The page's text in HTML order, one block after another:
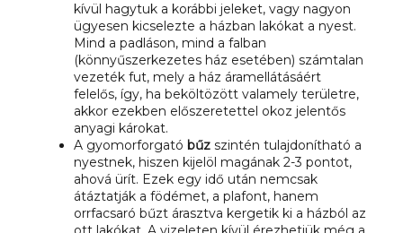
kívül hagytuk a korábbi jeleket, vagy nagyon
ügyesen kicselezte a házban lakókat a nyest.
Mind a padláson, mind a falban
(könnyűszerkezetes ház esetében) számtalan
vezeték fut, mely a ház áramellátásáért
felelős, így, ha beköltözött valamely területre,
akkor ezekben előszeretettel okoz jelentős
anyagi károkat.
A gyomorforgató bűz szintén tulajdonítható a
nyestnek, hiszen kijelöl magának 2-3 pontot,
ahová ürít. Ezek egy idő után nemcsak
átáztatják a födémet, a plafont, hanem
orrfacsaró bűzt árasztva kergetik ki a házból az